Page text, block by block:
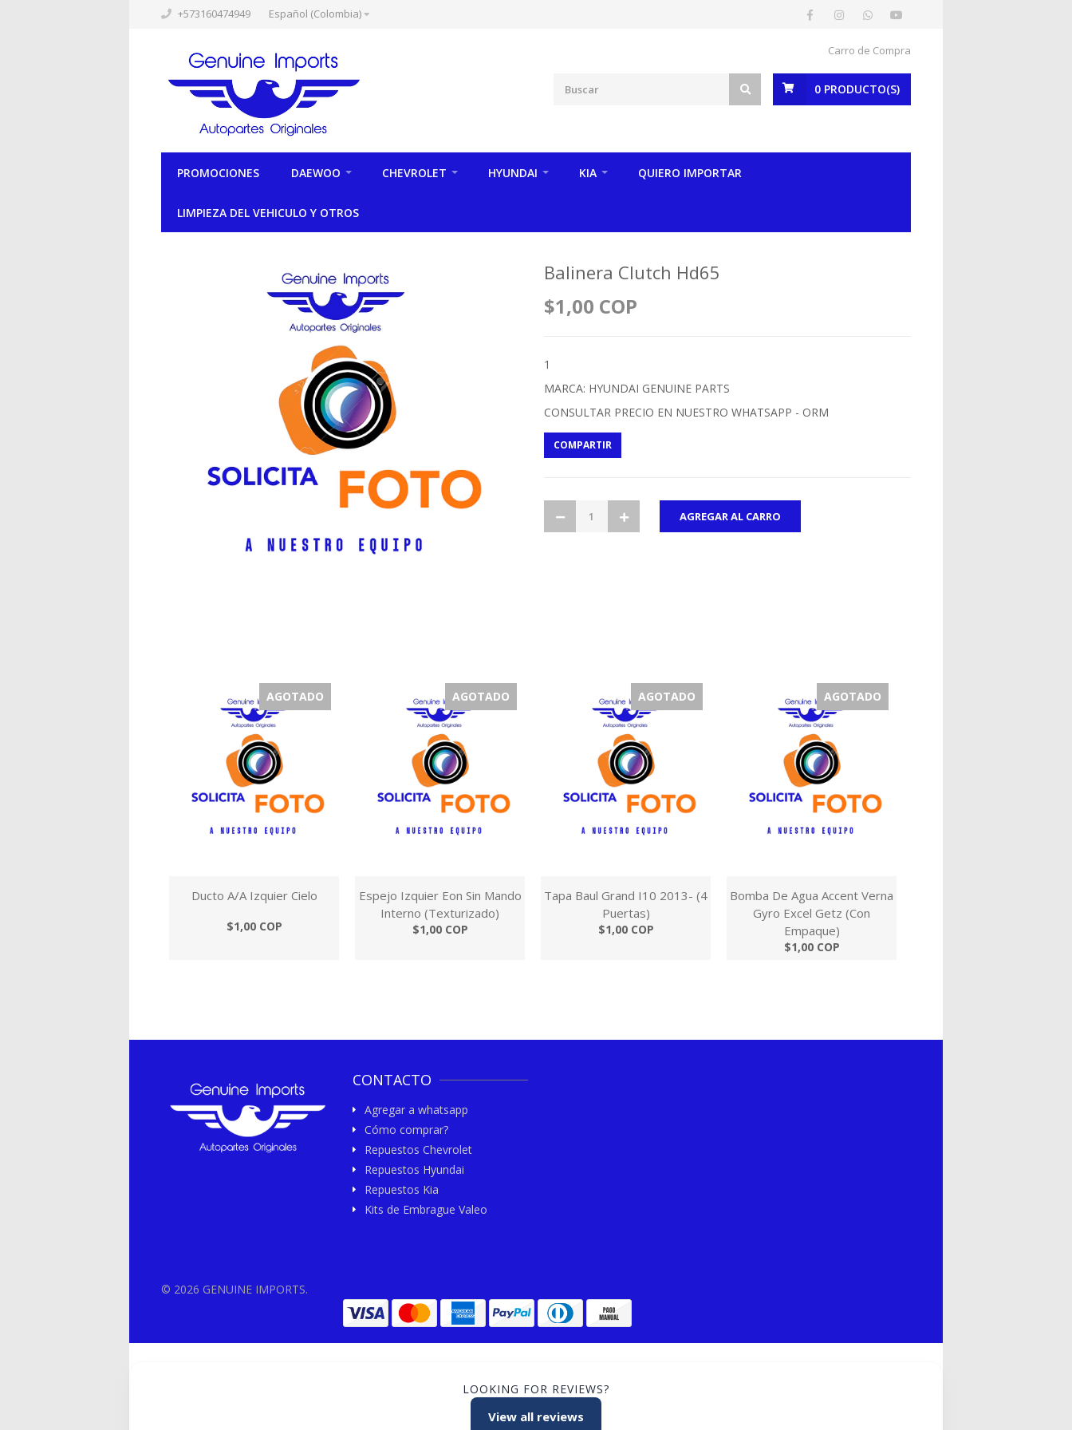
+573160474949 Español (Colombia)
Carro de Compra
0 PRODUCTO(S)
PROMOCIONES DAEWOO CHEVROLET HYUNDAI KIA QUIERO IMPORTAR
LIMPIEZA DEL VEHICULO Y OTROS
Balinera Clutch Hd65
$1,00 COP
1
MARCA: HYUNDAI GENUINE PARTS
CONSULTAR PRECIO EN NUESTRO WHATSAPP - ORM
COMPARTIR
AGOTADO
Ducto A/A Izquier Cielo
$1,00 COP
AGOTADO
Espejo Izquier Eon Sin Mando
Interno (Texturizado)
$1,00 COP
AGOTADO
Tapa Baul Grand I10 2013- (4
Puertas)
$1,00 COP
AGOTADO
Bomba De Agua Accent Verna
Gyro Excel Getz (Con
Empaque)
$1,00 COP
CONTACTO
Agregar a whatsapp
Cómo comprar?
Repuestos Chevrolet
Repuestos Hyundai
Repuestos Kia
Kits de Embrague Valeo
© 2026 GENUINE IMPORTS.
LOOKING FOR REVIEWS?
View all reviews